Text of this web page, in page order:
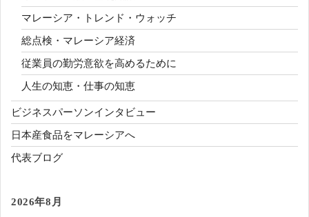
マレーシア・トレンド・ウォッチ
総点検・マレーシア経済
従業員の勤労意欲を高めるために
人生の知恵・仕事の知恵
ビジネスパーソンインタビュー
日本産食品をマレーシアへ
代表ブログ
2026年8月